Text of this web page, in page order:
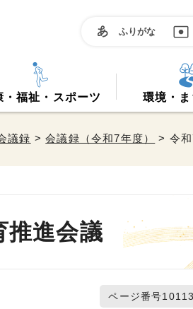
ふりがな
・福祉・スポーツ 環境・ま
議録 >会議録（令和7年度） > 令
推進会議
ページ番号